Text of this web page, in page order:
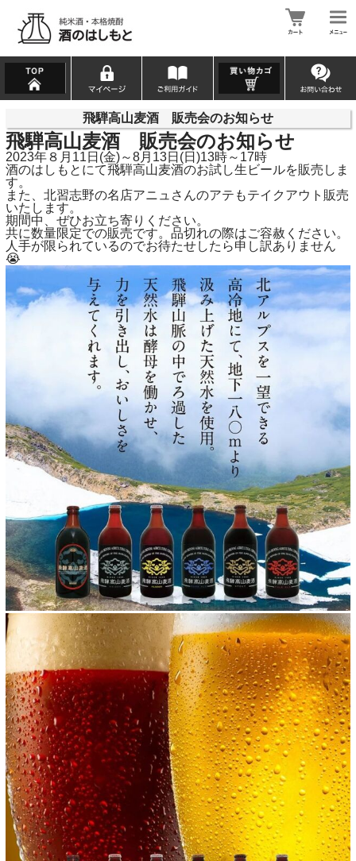
飛騨高山麦酒 販売会のお知らせ
飛騨高山麦酒 販売会のお知らせ
2023年８月11日(金)～8月13日(日)13時～17時
酒のはしもとにて飛騨高山麦酒のお試し生ビールを販売しま
す。
また、北習志野の名店アニュさんのアテもテイクアウト販売
いたします。
期間中、ぜひお立ち寄りください。
共に数量限定での販売です。品切れの際はご容赦ください。
人手が限られているのでお待たせしたら申し訳ありません
😭